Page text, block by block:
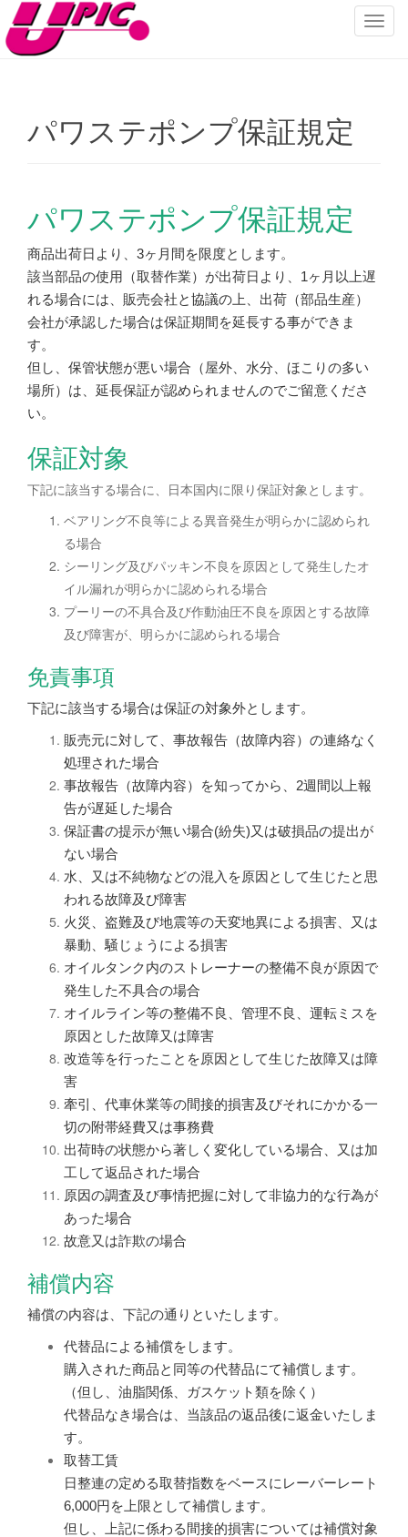
ナ
パワステポンプ保証規定
パワステポンプ保証規定
商品出荷日より、3ヶ月間を限度とします。
該当部品の使用（取替作業）が出荷日より、1ヶ月以上遅
れる場合には、販売会社と協議の上、出荷（部品生産）
会社が承認した場合は保証期間を延長する事ができま
す。
但し、保管状態が悪い場合（屋外、水分、ほこりの多い
場所）は、延長保証が認められませんのでご留意くださ
い。
保証対象
下記に該当する場合に、日本国内に限り保証対象とします。
ベアリング不良等による異音発生が明らかに認められ
る場合
シーリング及びパッキン不良を原因として発生したオ
イル漏れが明らかに認められる場合
プーリーの不具合及び作動油圧不良を原因とする故障
及び障害が、明らかに認められる場合
免責事項
下記に該当する場合は保証の対象外とします。
販売元に対して、事故報告（故障内容）の連絡なく
処理された場合
事故報告（故障内容）を知ってから、2週間以上報
告が遅延した場合
保証書の提示が無い場合(紛失)又は破損品の提出が
ない場合
水、又は不純物などの混入を原因として生じたと思
われる故障及び障害
火災、盗難及び地震等の天変地異による損害、又は
暴動、騒じょうによる損害
オイルタンク内のストレーナーの整備不良が原因で
発生した不具合の場合
オイルライン等の整備不良、管理不良、運転ミスを
原因とした故障又は障害
改造等を行ったことを原因として生じた故障又は障
害
牽引、代車休業等の間接的損害及びそれにかかる一
切の附帯経費又は事務費
出荷時の状態から著しく変化している場合、又は加
工して返品された場合
原因の調査及び事情把握に対して非協力的な行為が
あった場合
故意又は詐欺の場合
補償内容
補償の内容は、下記の通りといたします。
代替品による補償をします。
購入された商品と同等の代替品にて補償します。
（但し、油脂関係、ガスケット類を除く）
代替品なき場合は、当該品の返品後に返金いたしま
す。
取替工賃
日整連の定める取替指数をベースにレーバーレート
6,000円を上限として補償します。
但し、上記に係わる間接的損害については補償対象